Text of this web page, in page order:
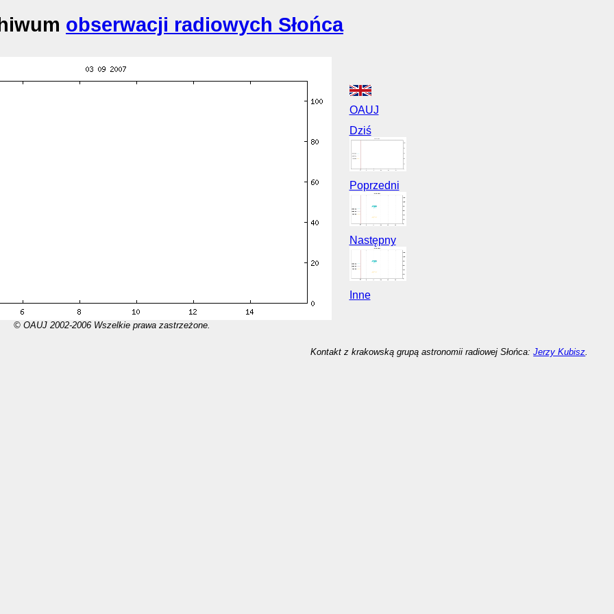
obserwacji radiowych Słońca
© OAUJ 2002-2006 Wszelkie prawa zastrzeżone.
OAUJ
Dziś
Poprzedni
Następny
Inne
Kontakt z krakowską grupą astronomii radiowej Słońca:Jerzy Kubisz.